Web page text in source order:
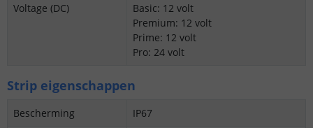
Voltage (DC)
Basic: 12 volt
Premium: 12 volt
Prime: 12 volt
Pro: 24 volt
Strip eigenschappen
Bescherming
IP67